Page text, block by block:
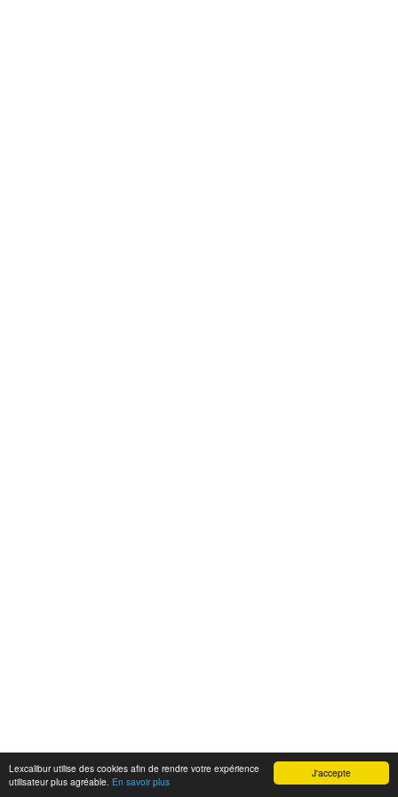
J'accepte
Lexcalibur utilise des cookies afin de rendre votre expérience
utilisateur plus agréable. En savoir plus